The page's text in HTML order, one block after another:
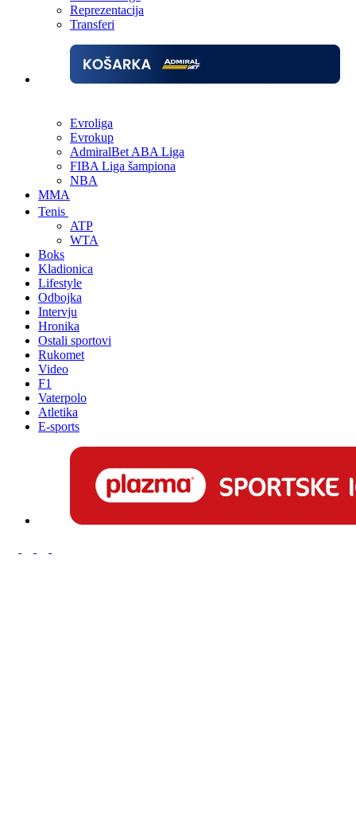
Reprezentacija
Transferi
Evroliga
Evrokup
AdmiralBet ABA Liga
FIBA Liga šampiona
NBA
MMA
Tenis
ATP
WTA
Boks
Kladionica
Lifestyle
Odbojka
Intervju
Hronika
Ostali sportovi
Rukomet
Video
F1
Vaterpolo
Atletika
E-sports